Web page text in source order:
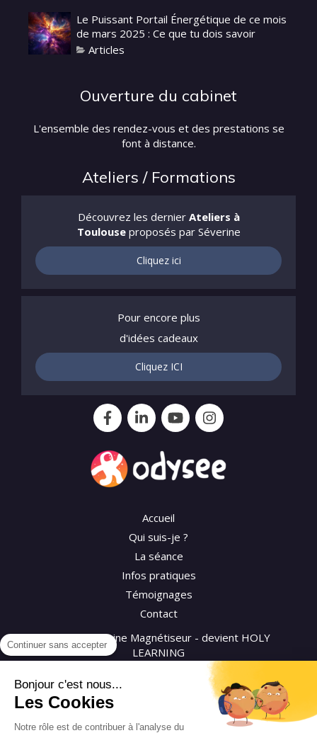
Le Puissant Portail Énergétique de ce mois
de mars 2025 : Ce que tu dois savoir
Articles
Ouverture du cabinet
L'ensemble des rendez-vous et des prestations se
font à distance.
Ateliers / Formations
Découvrez les dernier Ateliers à
Toulouseproposés par Séverine
Cliquez ici
Pour encore plus
d'idées cadeaux
Cliquez ICI
Accueil
Qui suis-je ?
La séance
Infos pratiques
Témoignages
Contact
©2026 Séverine Magnétiseur - devient HOLY
LEARNING
CGV
Continuer sans accepter
Bonjour c'est nous...
Les Cookies
Notre rôle est de contribuer à l'analyse du